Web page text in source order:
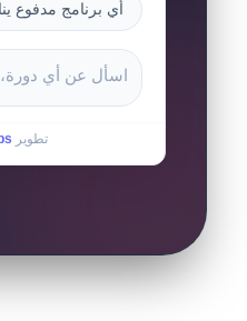
أي برنامج مدفوع
تطوير